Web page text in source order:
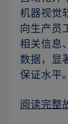
机器视觉
向生产员
相关信息
数据，显
保证水平
阅读完整